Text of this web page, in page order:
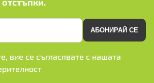
АБОНИРАЙ СЕ
вие се съгласявате с нашата